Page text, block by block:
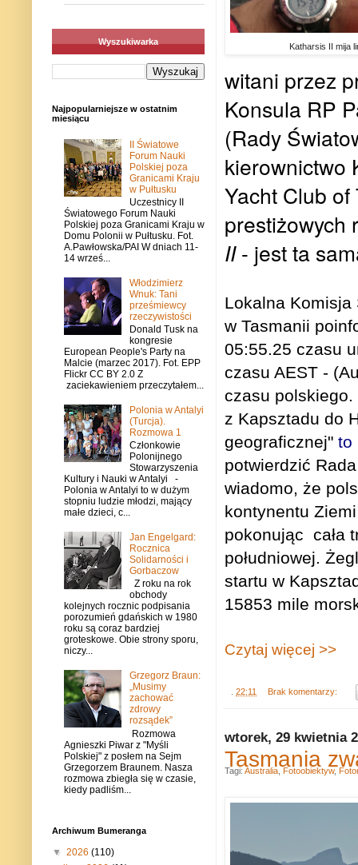
Katharsis II mija
witani przez
Konsula RP
(Rady
kierownictwo
Yacht Club of
prestiżowych
II- jest ta
Lokalna Komisja
w Tasmanii
05:55.25 czasu
czasu AEST -
czasu
z Kapsztadu do
geograficznej" to
potwierdzić
wiadomo, że
kontynentu
pokonując cała
południowej.
startu w
15853 mile
Czytaj więcej >>
22:11 Brak komentarzy:
wtorek, 29 kwietnia
Tasmania
Tagi: Australia Fotoobiektyw,
Wyszukiwarka
Najpopularniejsze w ostatnim
miesiącu
II Światowe
Forum Nauki
Polskiej poza
Granicami Kraju
w Pułtusku
Uczestnicy II
Światowego Forum Nauki
Polskiej poza Granicami Kraju w
Domu Polonii w Pułtusku. Fot.
A.Pawłowska/PAI W dniach 11-
14 wrześ...
Włodzimierz
Wnuk: Tani
prześmiewcy
rzeczywistości
Donald Tusk na
kongresie
European People's Party na
Malcie (marzec 2017). Fot. EPP
Flickr CC BY 2.0 Z
zaciekawieniem przeczytałem...
Polonia w Antalyi
(Turcja).
Rozmowa 1
Członkowie
Polonijnego
Stowarzyszenia
Kultury i Nauki w Antalyi -
Polonia w Antalyi to w dużym
stopniu ludzie młodzi, mający
małe dzieci, c...
Jan Engelgard:
Rocznica
Solidarności i
Gorbaczow
Z roku na rok
obchody
kolejnych rocznic podpisania
porozumień gdańskich w 1980
roku są coraz bardziej
groteskowe. Obie strony sporu,
niczy...
Grzegorz Braun:
„Musimy
zachować
zdrowy
rozsądek”
Rozmowa
Agnieszki Piwar z "Myśli
Polskiej" z posłem na Sejm
Grzegorzem Braunem. Nasza
rozmowa zbiegła się w czasie,
kiedy padliśm...
Archiwum Bumeranga
▼ 2026 (110)